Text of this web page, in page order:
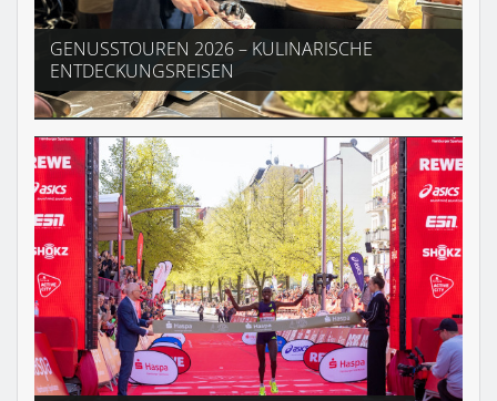
GENUSSTOUREN 2026 – KULINARISCHE
ENTDECKUNGSREISEN